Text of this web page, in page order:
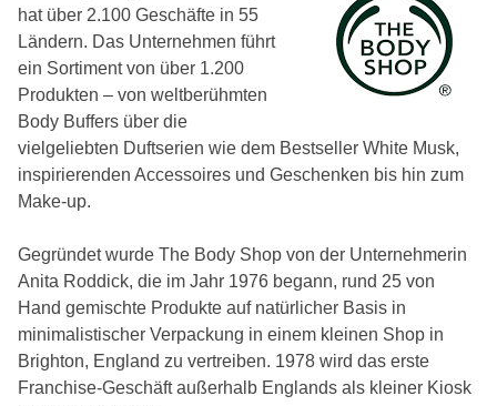
hat über 2.100 Geschäfte in 55
Ländern. Das Unternehmen führt
ein Sortiment von über 1.200
Produkten – von weltberühmten
Body Buffers über die
vielgeliebten Duftserien wie dem Bestseller White Musk,
inspirierenden Accessoires und Geschenken bis hin zum
Make-up.
Gegründet wurde The Body Shop von der Unternehmerin
Anita Roddick, die im Jahr 1976 begann, rund 25 von
Hand gemischte Produkte auf natürlicher Basis in
minimalistischer Verpackung in einem kleinen Shop in
Brighton, England zu vertreiben. 1978 wird das erste
Franchise-Geschäft außerhalb Englands als kleiner Kiosk